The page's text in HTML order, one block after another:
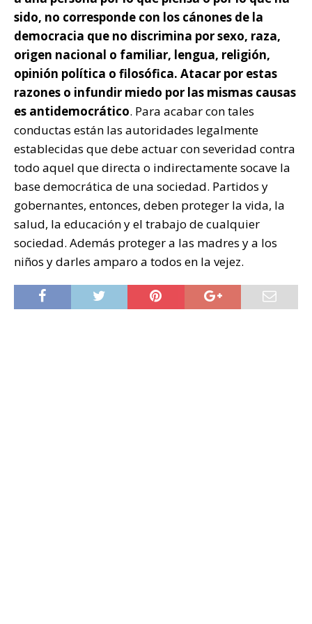
sido, no corresponde con los cánones de la
democracia que no discrimina por sexo, raza,
origen nacional o familiar, lengua, religión,
opinión política o filosófica. Atacar por estas
razones o infundir miedo por las mismas causas
es antidemocrático. Para acabar con tales
conductas están las autoridades legalmente
establecidas que debe actuar con severidad contra
todo aquel que directa o indirectamente socave la
base democrática de una sociedad. Partidos y
gobernantes, entonces, deben proteger la vida, la
salud, la educación y el trabajo de cualquier
sociedad. Además proteger a las madres y a los
niños y darles amparo a todos en la vejez.